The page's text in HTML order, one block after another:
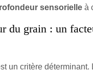
sensorielle à
du grain : un
un critère déterminant.